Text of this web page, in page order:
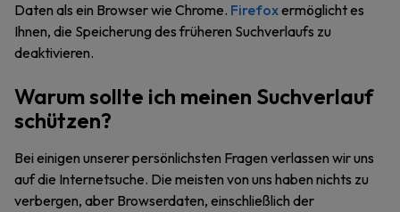
Daten als ein Browser wie Chrome. Firefoxermöglicht es
Ihnen, die Speicherung des früheren Suchverlaufs zu
deaktivieren.
Warum sollte ich meinen Suchverlauf
schützen?
Bei einigen unserer persönlichsten Fragen verlassen wir uns
auf die Internetsuche. Die meisten von uns haben nichts zu
verbergen, aber Browserdaten, einschließlich der